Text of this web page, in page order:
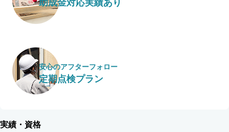
安心のアフターフォロー
定期点検プラン
実績・資格